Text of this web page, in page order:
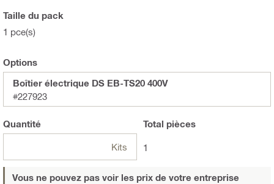
Taille du pack
1 pce(s)
Options
Boîtier électrique DS EB-TS20 400V
#227923
Quantité
Kits
Total pièces
1
Vous ne pouvez pas voir les prix de votre entreprise